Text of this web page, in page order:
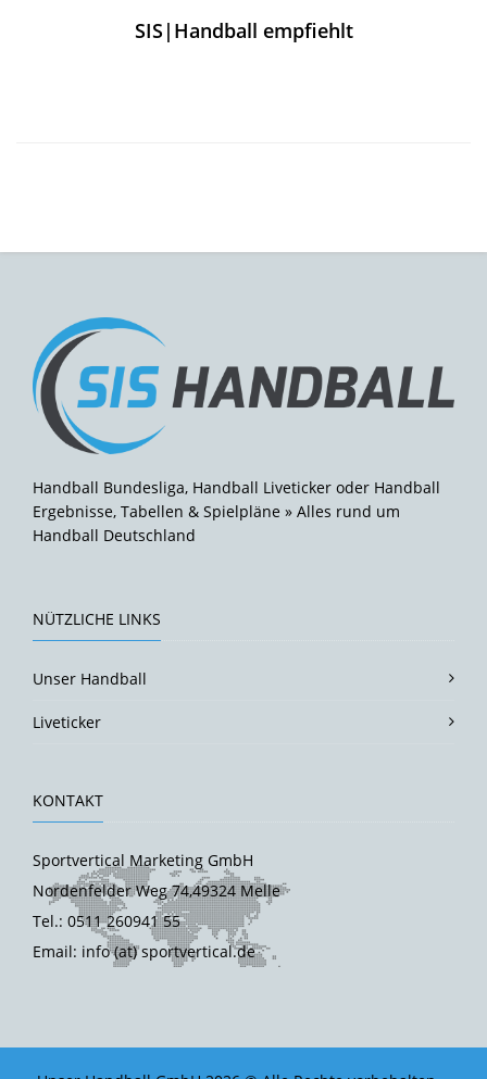
SIS|Handball empfiehlt
Handball Bundesliga, Handball Liveticker oder Handball
Ergebnisse, Tabellen & Spielpläne » Alles rund um
Handball Deutschland
NÜTZLICHE LINKS
Unser Handball
Liveticker
KONTAKT
Sportvertical Marketing GmbH
Nordenfelder Weg 74,49324 Melle
Tel.: 0511 260941 55
Email: info (at) sportvertical.de